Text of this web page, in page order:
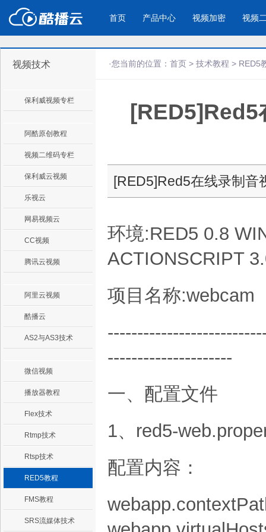
首页 产品中心
产品与新功能
防下载/防盗录/防录屏/防篡改
酷播云 | 企
免费稳定无
视频加密 视频
应用场景
企业宣传
企业视频宣传，提升企业形象
产品宣传
通过视频来展示
个人网站
为个人网站、博客论坛，添加视频
工作汇报
工作场景的工作
年会节目
视频技术
保利威视频专栏
阿酷原创教程
视频二维码专栏
保利威云视频
乐视云
网易视频云
CC视频
腾讯云视频
阿里云视频
酷播云
AS2与AS3技术
微信视频
播放器教程
Flex技术
Rtmp技术
Rtsp技术
RED5教程
FMS教程
SRS流媒体技术
·您当前的位置： 首页 > 技术教程 > RED5
[RED5]Red5
[RED5]Red5在线录制音
环境:RED5 0.8
ACTIONSCRIPT
项目名称:webcam
---------------------
一、配置文件
1、red5-
配置内容：